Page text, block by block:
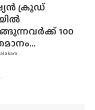
ക്രൂഡ്
100